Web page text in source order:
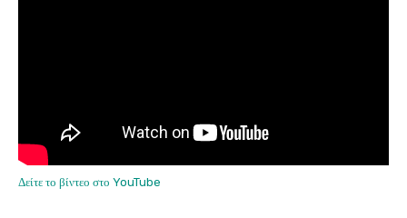
Δείτε το βίντεο στο YouTube